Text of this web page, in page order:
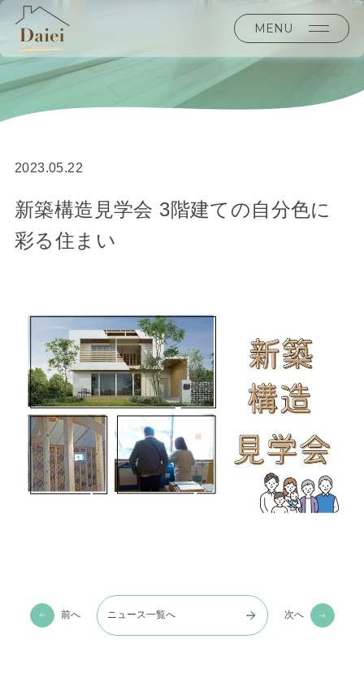
MENU
2023.05.22
新築構造見学会 3階建ての自分色に
彩る住まい
前へ ニュース一覧へ 次へ